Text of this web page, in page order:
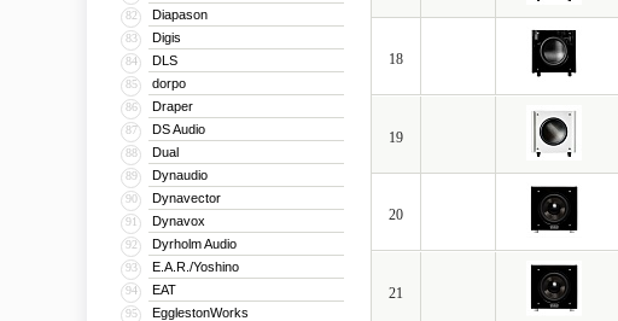
82 Diapason
83 Digis
84 DLS
85 dorpo
86 Draper
87 DS Audio
88 Dual
89 Dynaudio
90 Dynavector
91 Dynavox
92 Dyrholm Audio
93 E.A.R./Yoshino
94 EAT
95 EgglestonWorks
18
19
20
21